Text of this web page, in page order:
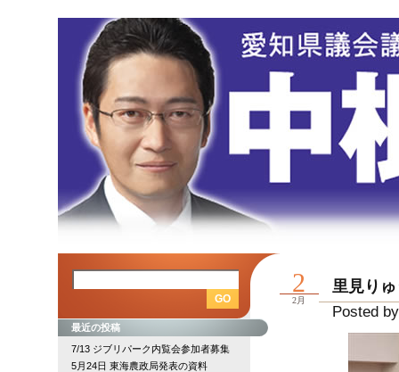
里見り
Posted
2
2月
最近の投稿
7/13 ジブリパーク内覧会参加者募集
5月24日 東海農政局発表の資料